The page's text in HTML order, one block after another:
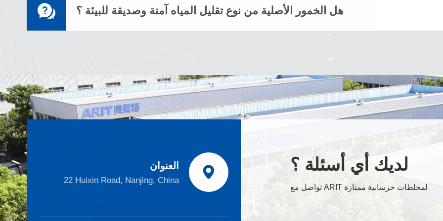
 هل الخمور الأصلية من نوع تقليل المياه آمنة وصديقة للبيئة ؟
 العنوان
22 Huixin Road, Nanjing, China
لديك أي أسئلة ؟
تواصل مع ARIT لمخلطات خرسانية ممتازة